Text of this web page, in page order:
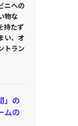
ニへの
物な
持たず
い、オ
トラン
」の
ムの